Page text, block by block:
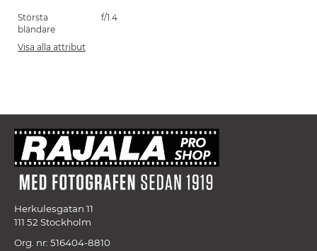
Största
bländare
f/1.4
Visa alla attribut
Herkulesgatan 11
111 52 Stockholm
Org. nr: 516404-8810